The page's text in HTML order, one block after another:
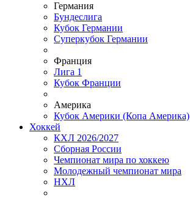
Германия
Бундеслига
Кубок Германии
Суперкубок Германии
Франция
Лига 1
Кубок Франции
Америка
Кубок Америки (Копа Америка)
Хоккей
КХЛ 2026/2027
Сборная России
Чемпионат мира по хоккею
Молодежный чемпионат мира
НХЛ